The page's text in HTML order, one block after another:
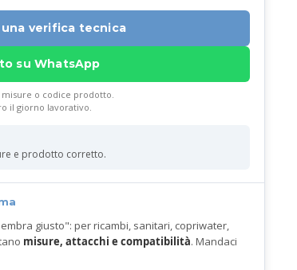
una verifica tecnica
su WhatsApp
o codice prodotto.
il giorno lavorativo.
e prodotto corretto.
giusto": per ricambi, sanitari, copriwater,
misure, attacchi e compatibilità. Mandaci